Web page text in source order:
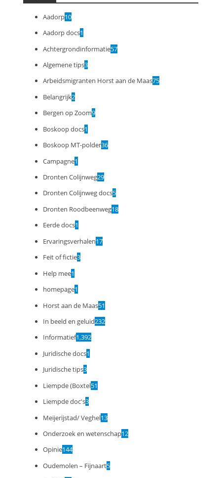
Aadorp10
Aadorp docs1
Achtergrondinformatie57
Algemene tips3
Arbeidsmigranten Horst aan de Maas75
Belangrijk2
Bergen op Zoom9
Boskoop docs1
Boskoop MT-polder36
Campagne1
Dronten Colijnweg29
Dronten Colijnweg docs5
Dronten Roodbeenweg18
Eerde docs1
Ervaringsverhalen17
Feit of fictie3
Help mee1
homepage1
Horst aan de Maas51
In beeld en geluid232
Informatief1,392
Juridische docs1
Juridische tips3
Liempde (Boxtel51
Liempde doc's3
Meijerijstad/ Veghel13
Onderzoek en wetenschap12
Opinie144
Oudemolen – Fijnaart5